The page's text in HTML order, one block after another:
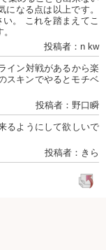
なる点は以上です。
。 これを踏まえてこ
投稿者：n kw
イン対戦があるから楽
スキンでやるとモチベ
投稿者：野口瞬
るようにして欲しいで
投稿者：きら